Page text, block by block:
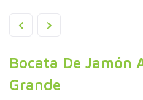
Bocata De Jamón
Grande